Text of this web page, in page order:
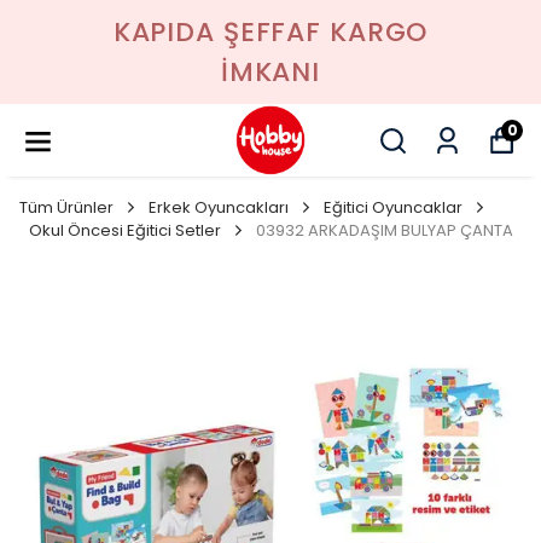
KAPIDA ŞEFFAF KARGO
İMKANI
0
Tüm Ürünler Erkek Oyuncakları
Eğitici Oyuncaklar
Okul Öncesi Eğitici Setler
03932 ARKADAŞIM BULYAP ÇANTA